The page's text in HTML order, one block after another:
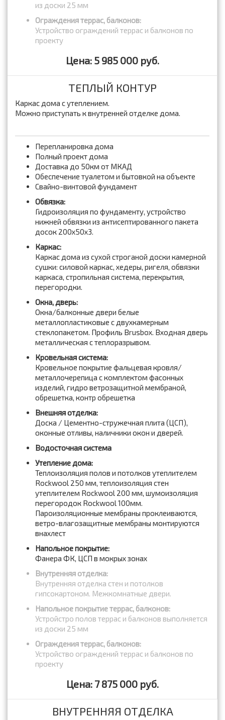
из доски 25 мм
Ограждения террас, балконов:
Устройство ограждений террас и балконов по
проекту
Цена: 5 985 000 руб.
ТЕПЛЫЙ КОНТУР
Каркас дома с утеплением.
Можно приступать к внутренней отделке дома.
Перепланировка дома
Полный проект дома
Доставка до 50км от МКАД
Обеспечение туалетом и бытовкой на объекте
Свайно-винтовой фундамент
Обвязка:
Гидроизоляция по фундаменту, устройство
нижней обвязки из антисептированного пакета
досок 200x50x3.
Каркас:
Каркас дома из сухой строганой доски камерной
сушки: силовой каркас, хедеры, ригеля, обвязки
каркаса, стропильная система, перекрытия,
перегородки.
Окна, дверь:
Окна/балконные двери белые
металлопластиковые с двухкамерным
стеклопакетом. Профиль Brusbox. Входная дверь
металлическая с теплоразрывом.
Кровельная система:
Кровельное покрытие фальцевая кровля/
металлочерепица с комплектом фасонных
изделий, гидро ветрозащитной мембраной,
обрешетка, контр обрешетка
Внешняя отделка:
Доска / Цементно-стружечная плита (ЦСП),
оконные отливы, наличники окон и дверей.
Водосточная система
Утепление дома:
Теплоизоляция полов и потолков утеплителем
Rockwool 250 мм, теплоизоляция стен
утеплителем Rockwool 200 мм, шумоизоляция
перегородок Rockwool 100мм.
Пароизоляционные мембраны проклеиваются,
ветро-влагозащитные мембраны монтируются
внахлест
Напольное покрытие:
Фанера ФК, ЦСП в мокрых зонах
Внутренняя отделка:
Внутренняя отделка стен и потолков
гипсокартоном. Межкомнатные двери.
Напольное покрытие террас, балконов:
Устройстро полов террас и балконов выполняется
из доски 25 мм
Ограждения террас, балконов:
Устройство ограждений террас и балконов по
проекту
Цена: 7 875 000 руб.
ВНУТРЕННЯЯ ОТДЕЛКА